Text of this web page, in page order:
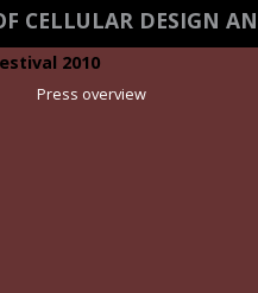
CELLULAR DESIGN
2010
Press overview